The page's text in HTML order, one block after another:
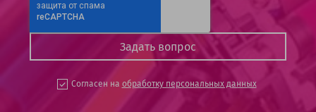
Согласен на обработку персональных данных